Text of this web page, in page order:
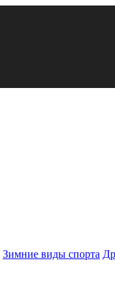
Зимние виды спорта